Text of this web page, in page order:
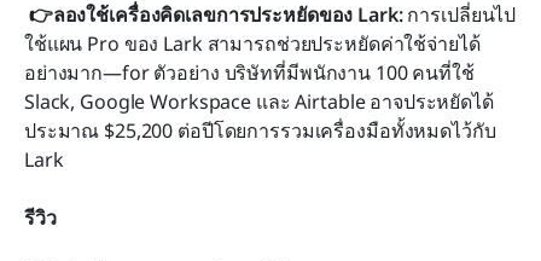
👉ลองใช้เครื่องคิดเลขการประหยัดของ Lark: การเปลี่ยนไป
ใช้แผน Pro ของ Lark สามารถช่วยประหยัดค่าใช้จ่ายได้
อย่างมาก—for ตัวอย่าง บริษัทที่มีพนักงาน 100 คนที่ใช้
Slack, Google Workspace และ Airtable อาจประหยัดได้
ประมาณ $25,200 ต่อปีโดยการรวมเครื่องมือทั้งหมดไว้กับ
Lark
รีวิว